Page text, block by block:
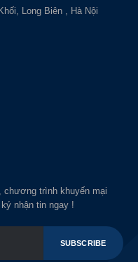
Long Biên , Hà Nội
chương trình khuyến mại
nhận tin ngay !